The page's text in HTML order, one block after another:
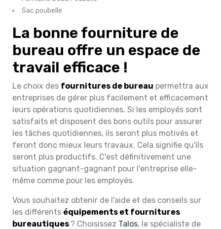
Sac poubelle
La bonne fourniture de
bureau offre un espace de
travail efficace !
Le choix des fournitures de bureau permettra aux
entreprises de gérer plus facilement et efficacement
leurs opérations quotidiennes. Si les employés sont
satisfaits et disposent des bons outils pour assurer
les tâches quotidiennes, ils seront plus motivés et
feront donc mieux leurs travaux. Cela signifie qu'ils
seront plus productifs. C'est définitivement une
situation gagnant-gagnant pour l'entreprise elle-
même comme pour les employés.
Vous souhaitez obtenir de l'aide et des conseils sur
les différents équipements et fournitures
bureautiques ? Choisissez Talos, le spécialiste de